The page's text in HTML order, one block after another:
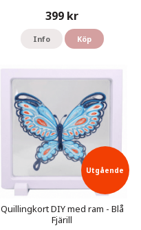
399 kr
Info Köp
Utgående
Quillingkort DIY med ram - Blå
Fjärill